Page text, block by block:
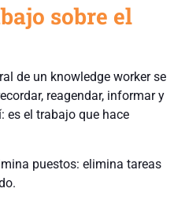
sobre el
de un knowledge worker se
reagendar, informar y
es el trabajo que hace
puestos: elimina tareas